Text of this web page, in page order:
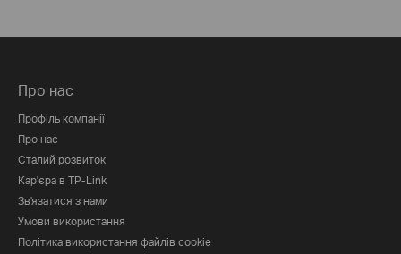
Про нас
Профіль компанії
Про нас
Сталий розвиток
Кар'єра в TP-Link
Зв'язатися з нами
Умови використання
Політика використання файлів cookie